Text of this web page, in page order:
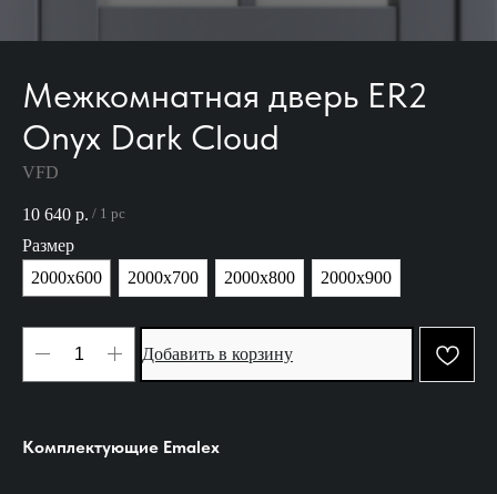
Межкомнатная дверь ER2
Onyx Dark Cloud
VFD
10 640 р. / 1 pc
Размер
2000х600
2000х700 2000х800 2000х900
Добавить в корзину
Комплектующие Emalex